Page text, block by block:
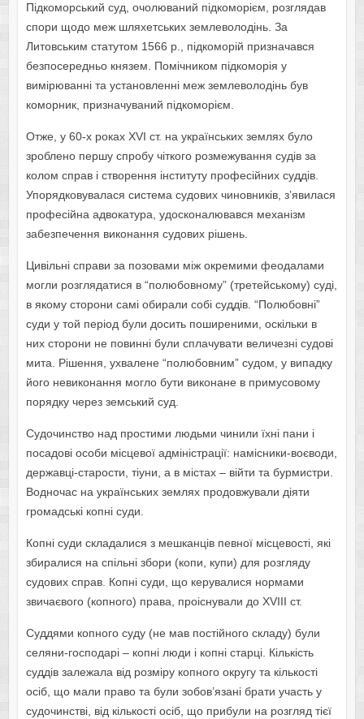
Підкоморський суд, очолюваний підкоморієм, розглядав
спори щодо меж шляхетських землеволодінь. За
Литовським статутом 1566 р., підкоморій призначався
безпосередньо князем. Помічником підкоморія у
вимірюванні та установленні меж землеволодінь був
коморник, призначуваний підкоморієм.
Отже, у 60-х роках XVI ст. на українських землях було
зроблено першу спробу чіткого розмежування судів за
колом справ і створення інституту професійних суддів.
Упорядковувалася система судових чиновників, з’явилася
професійна адвокатура, удосконалювався механізм
забезпечення виконання судових рішень.
Цивільні справи за позовами між окремими феодалами
могли розглядатися в “полюбовному” (третейському) суді,
в якому сторони самі обирали собі суддів. “Полюбовні”
суди у той період були досить поширеними, оскільки в
них сторони не повинні були сплачувати величезні судові
мита. Рішення, ухвалене “полюбовним” судом, у випадку
його невиконання могло бути виконане в примусовому
порядку через земський суд.
Судочинство над простими людьми чинили їхні пани і
посадові особи місцевої адміністрації: намісники-воєводи,
державці-старости, тіуни, а в містах – війти та бурмистри.
Водночас на українських землях продовжували діяти
громадські копні суди.
Копні суди складалися з мешканців певної місцевості, які
збиралися на спільні збори (копи, купи) для розгляду
судових справ. Копні суди, що керувалися нормами
звичаєвого (копного) права, проіснували до XVIII ст.
Суддями копного суду (не мав постійного складу) були
селяни-господарі – копні люди і копні старці. Кількість
суддів залежала від розміру копного округу та кількості
осіб, що мали право та були зобов’язані брати участь у
судочинстві, від кількості осіб, що прибули на розгляд тієї